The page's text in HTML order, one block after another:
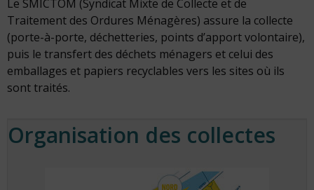
Le SMICTOM (Syndicat Mixte de Collecte et de
Traitement des Ordures Ménagères) assure la collecte
(porte-à-porte, déchetteries, points d’apport volontaire),
puis le transfert des déchets ménagers et celui des
emballages et papiers recyclables vers les sites où ils
sont traités.
Organisation des collectes